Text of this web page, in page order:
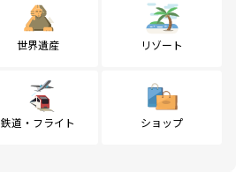
世界遺産 リゾート
鉄道・フライト ショップ